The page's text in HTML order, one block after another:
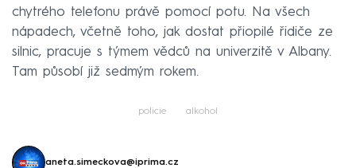
chytrého telefonu právě pomocí potu. Na všech
nápadech, včetně toho, jak dostat přiopilé řidiče ze
silnic, pracuje s týmem vědců na univerzitě v Albany.
Tam působí již sedmým rokem.
policie alkohol
aneta.simeckova@iprima.cz